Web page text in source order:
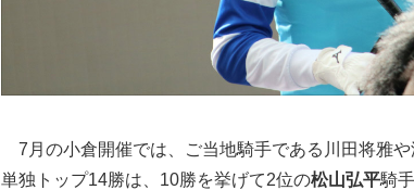
7月の小倉開催では、ご当地騎手である川田将雅や
単独トップ14勝は、10勝を挙げて2位の松山弘平騎